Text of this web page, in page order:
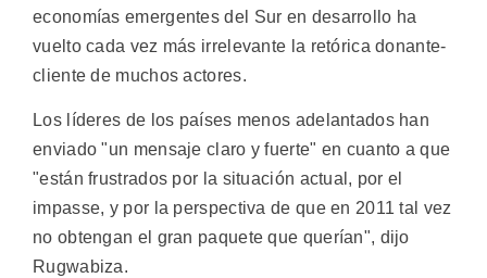
economías emergentes del Sur en desarrollo ha
vuelto cada vez más irrelevante la retórica donante-
cliente de muchos actores.
Los líderes de los países menos adelantados han
enviado "un mensaje claro y fuerte" en cuanto a que
"están frustrados por la situación actual, por el
impasse, y por la perspectiva de que en 2011 tal vez
no obtengan el gran paquete que querían", dijo
Rugwabiza.